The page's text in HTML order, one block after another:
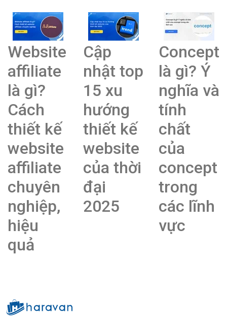
Website
affiliate
là gì?
Cách
thiết kế
website
affiliate
chuyên
nghiệp,
hiệu
quả
Cập
nhật top
15 xu
hướng
thiết kế
website
của thời
đại
2025
Concept
là gì? Ý
nghĩa và
tính
chất
của
concept
trong
các lĩnh
vực